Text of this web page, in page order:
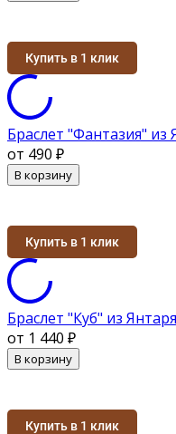
Купить в 1 клик
Браслет "Фантазия"
от 490 ₽
В корзину
Купить в 1 клик
Браслет "Куб" из
от 1 440 ₽
В корзину
Купить в 1 клик